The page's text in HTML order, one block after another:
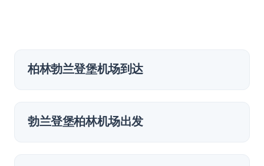
柏林勃兰登堡机场到达
勃兰登堡柏林机场出发